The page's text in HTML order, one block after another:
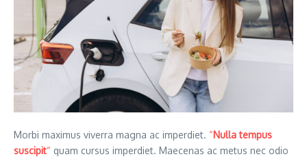
Morbi maximus viverra magna ac imperdiet. “Nulla tempus
suscipit“ quam cursus imperdiet. Maecenas ac metus nec odio